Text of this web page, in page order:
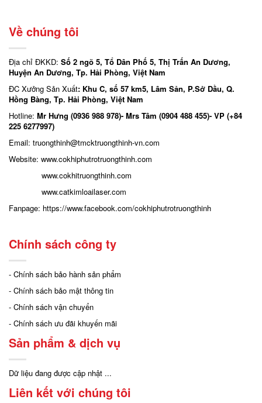
Về chúng tôi
Địa chỉ ĐKKD: Số 2 ngõ 5, Tổ Dân Phố 5, Thị Trấn An Dương,
Huyện An Dương, Tp. Hải Phòng, Việt Nam
ĐC Xưởng Sản Xuất: Khu C, số 57 km5, Lâm Sản, P.Sở Dầu, Q.
Hồng Bàng, Tp. Hải Phòng, Việt Nam
Hotline: Mr Hưng (0936 988 978)- Mrs Tâm (0904 488 455)- VP (+84
225 6277997)
Email: truongthinh@tmcktruongthinh-vn.com
Website: www.cokhiphutrotruongthinh.com
www.cokhitruongthinh.com
www.catkimloailaser.com
Fanpage: https://www.facebook.com/cokhiphutrotruongthinh
Chính sách công ty
- Chính sách bảo hành sản phẩm
- Chính sách bảo mật thông tin
- Chính sách vận chuyển
- Chính sách ưu đãi khuyến mãi
Sản phẩm & dịch vụ
Dữ liệu đang được cập nhật ...
Liên kết với chúng tôi